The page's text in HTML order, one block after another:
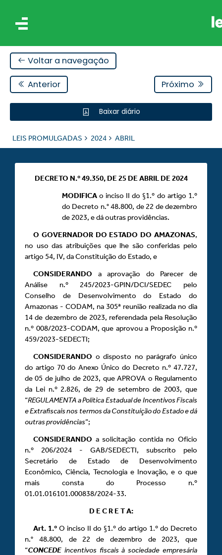
Voltar a navegação
Anterior Próximo
Baixar diário
LEIS PROMULGADAS 2024 ABRIL
DECRETO N.º 49.350, DE 25 DE ABRIL DE 2024
MODIFICAo inciso II do §1.º do artigo 1.º
do Decreto n.° 48.800, de 22 de dezembro
de 2023, e dá outras providências.
O GOVERNADOR DO ESTADO DO AMAZONAS,
no uso das atribuições que lhe são conferidas pelo
artigo 54, IV, da Constituição do Estado, e
CONSIDERANDO a aprovação do Parecer de
Análise n.º 245/2023-GPIN/DCI/SEDEC pelo
Conselho de Desenvolvimento do Estado do
Amazonas - CODAM, na 305ª reunião realizada no dia
14 de dezembro de 2023, referendada pela Resolução
n.º 008/2023-CODAM, que aprovou a Proposição n.º
459/2023-SEDECTI;
CONSIDERANDO o disposto no parágrafo único
do artigo 70 do Anexo Único do Decreto n.º 47.727,
de 05 de julho de 2023, que APROVA o Regulamento
da Lei n.º 2.826, de 29 de setembro de 2003, que
“REGULAMENTA a Política Estadual de Incentivos Fiscais
e Extrafiscais nos termos da Constituição do Estado e dá
outras providências”;
CONSIDERANDO a solicitação contida no Ofício
n.º 206/2024 - GAB/SEDECTI, subscrito pelo
Secretário de Estado de Desenvolvimento
Econômico, Ciência, Tecnologia e Inovação, e o que
mais consta do Processo n.º
01.01.016101.000838/2024-33.
D E C R E T A:
Art. 1.ºO inciso II do §1.º do artigo 1.º do Decreto
n.° 48.800, de 22 de dezembro de 2023, que
“CONCEDE incentivos fiscais à sociedade empresária